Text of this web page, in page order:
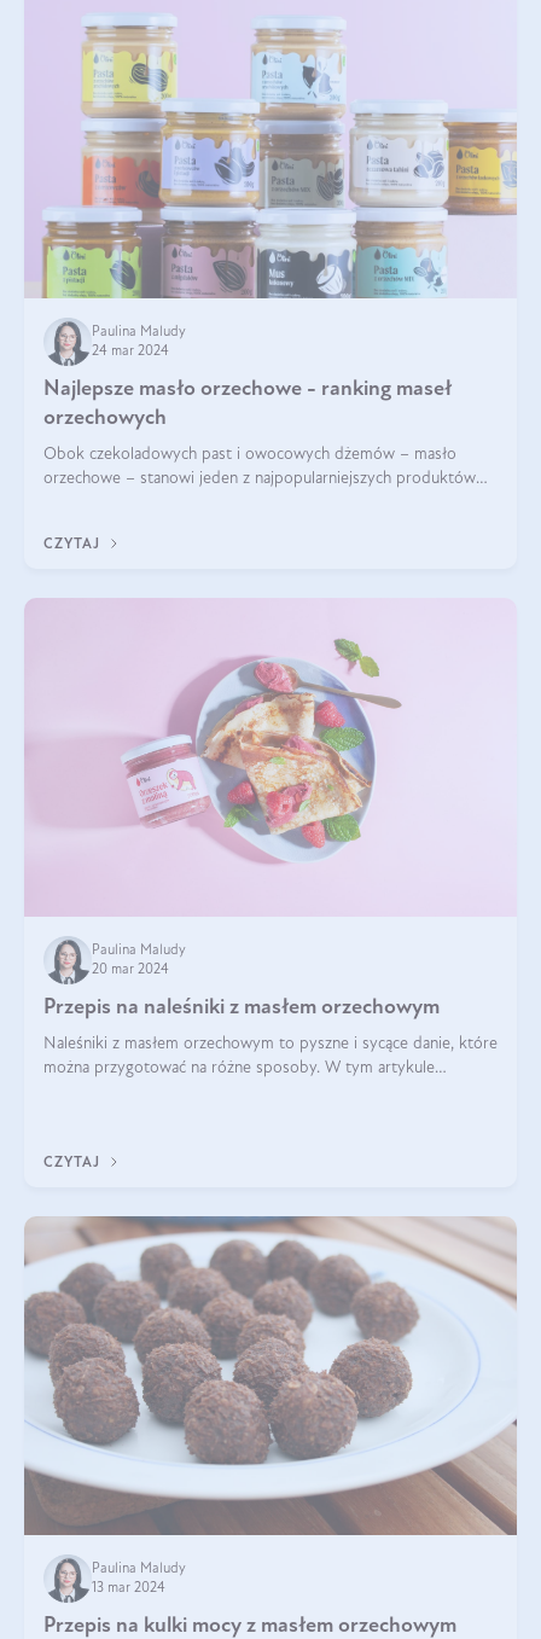
Paulina Maludy
24 mar 2024
Najlepsze masło orzechowe - ranking maseł
orzechowych
Obok czekoladowych past i owocowych dżemów – masło
orzechowe – stanowi jeden z najpopularniejszych produktów
CZYTAJ
Paulina Maludy
20 mar 2024
Przepis na naleśniki z masłem orzechowym
Naleśniki z masłem orzechowym to pyszne i sycące danie, które
można przygotować na różne sposoby. W tym artykule
CZYTAJ
Paulina Maludy
13 mar 2024
Przepis na kulki mocy z masłem orzechowym